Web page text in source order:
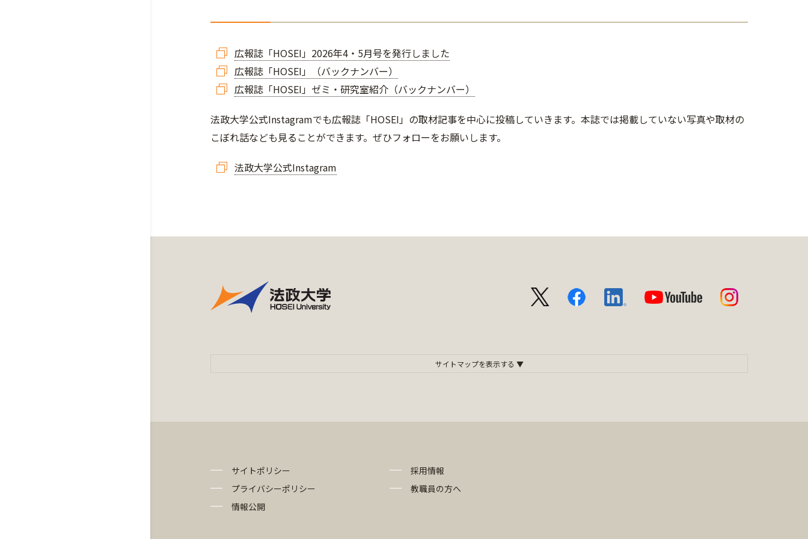
広報誌「HOSEI」2026年4・5月号を発行しました
広報誌「HOSEI」（バックナンバー）
広報誌「HOSEI」ゼミ・研究室紹介（バックナンバー）
法政大学公式Instagramでも広報誌「HOSEI」の取材記事を中心に投稿していきます。本誌では掲載していない写真や取材の
こぼれ話なども見ることができます。ぜひフォローをお願いします。
法政大学公式Instagram
サイトポリシー
プライバシーポリシー
情報公開
採用情報
教職員の方へ